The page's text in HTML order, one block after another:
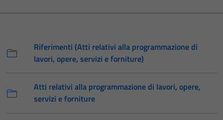
Riferimenti (Atti relativi alla programmazione di
lavori, opere, servizi e forniture)
Atti relativi alla programmazione di lavori, opere,
servizi e forniture